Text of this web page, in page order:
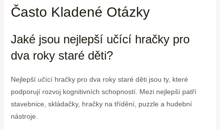
Často Kladené Otázky
Jaké jsou nejlepší učící hračky pro
dva roky staré děti?
Nejlepší učící hračky pro dva roky staré děti jsou ty, které
podporují rozvoj kognitivních schopností. Mezi nejlepší patří
stavebnice, skládačky, hračky na třídění, puzzle a hudební
nástroje.